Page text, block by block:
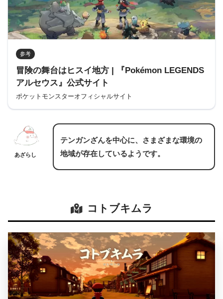
参考
冒険の舞台はヒスイ地方 | 『Pokémon LEGENDS
アルセウス』公式サイト
ポケットモンスターオフィシャルサイト
あざらし
テンガンざんを中心に、さまざまな環境の
地域が存在しているようです。
コトブキムラ